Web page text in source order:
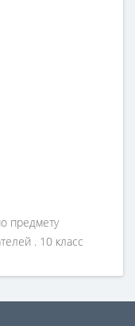
предмету
. 10 класс